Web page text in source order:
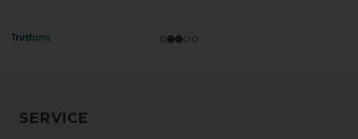
SERVICE